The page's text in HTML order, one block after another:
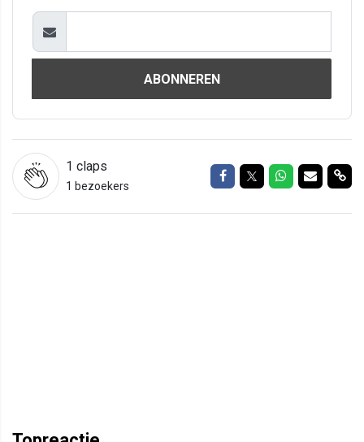
ABONNEREN
1 claps
1 bezoekers
Delen op Facebook
Delen op Twitter
Delen op
Delen